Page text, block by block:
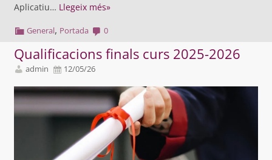
Aplicatiu… Llegeix més»
General, Portada 0
Qualificacions finals curs 2025-2026
admin 12/05/26